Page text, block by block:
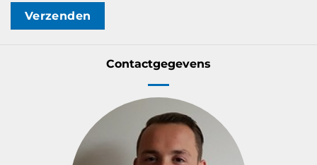
Contactgegevens